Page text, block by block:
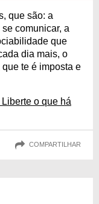
que são: a
comunicar, a
que
dia mais, o
te é imposta e
o que há
COMPARTILHAR